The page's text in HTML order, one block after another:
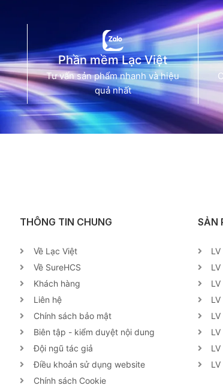
Phần mềm Lạc Việt
Tư vấn sản phẩm nhanh và hiệu
quả nhất
THÔNG TIN CHUNG
Về Lạc Việt
Về SureHCS
Khách hàng
Liên hệ
Chính sách bảo mật
Biên tập - kiểm duyệt nội dung
Đội ngũ tác giả
Điều khoản sử dụng website
Chính sách Cookie
SẢN
LV